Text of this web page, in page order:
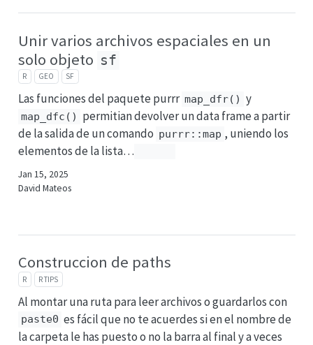
Unir varios archivos espaciales en un
solo objeto sf
R GEO SF
Las funciones del paquete purrr map_dfr() y
map_dfc()
permitian devolver un data frame a partir
de la salida de un comando purrr::map , uniendo los
elementos de la lista…
Jan 15, 2025
David Mateos
Construccion de paths
R R TIPS
Al montar una ruta para leer archivos o guardarlos con
paste0 es fácil que no te acuerdes si en el nombre de
la carpeta le has puesto o no la barra al final y a veces